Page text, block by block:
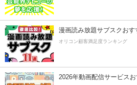
漫画読み放題サブスクおす
オリコン顧客満足度ランキング
2026年動画配信サービスお